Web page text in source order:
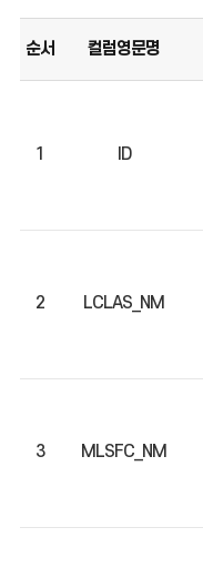
순서 컬럼영문명
1 ID
2 LCLAS_NM
3 MLSFC_NM